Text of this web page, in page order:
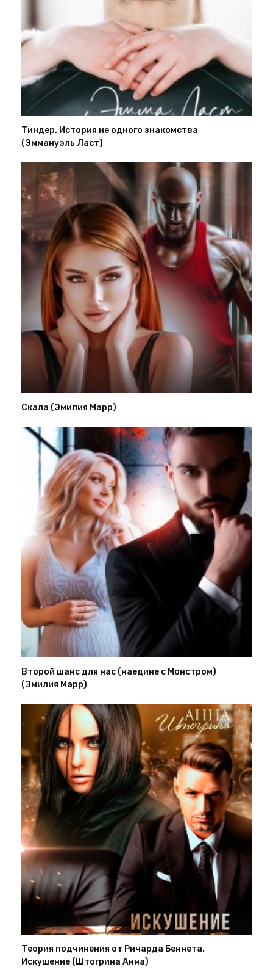
Тиндер. История не одного знакомства
(Эммануэль Ласт)
Скала (Эмилия Марр)
Второй шанс для нас (наедине с Монстром)
(Эмилия Марр)
Теория подчинения от Ричарда Беннета.
Искушение (Штогрина Анна)